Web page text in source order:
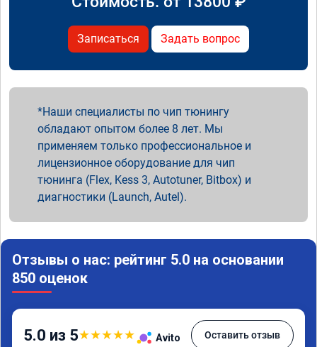
Записаться Задать вопрос
Наши специалисты по чип тюнингу
обладают опытом более 8 лет. Мы
применяем только профессиональное и
лицензионное оборудование для чип
тюнинга (Flex, Kess 3, Autotuner, Bitbox) и
диагностики (Launch, Autel).
Отзывы о нас: рейтинг 5.0 на основании
850 оценок
5.0 из 5★★★★★ Avito Оставить отзыв